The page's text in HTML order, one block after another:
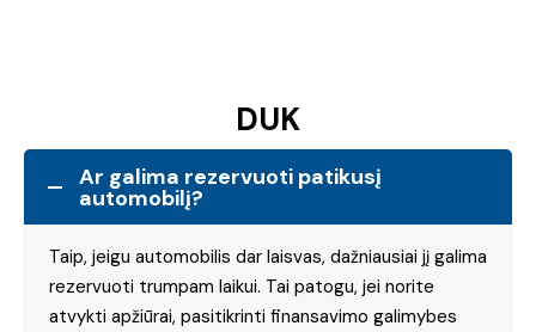
DUK
Ar galima rezervuoti patikusį
automobilį?
Taip, jeigu automobilis dar laisvas, dažniausiai jį galima
rezervuoti trumpam laikui. Tai patogu, jei norite
atvykti apžiūrai, pasitikrinti finansavimo galimybes